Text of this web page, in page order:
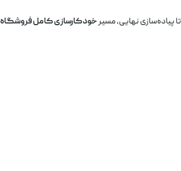
تا پیاده‌سازی نهایی، مسیرخودکارسازی کامل فروشگاه